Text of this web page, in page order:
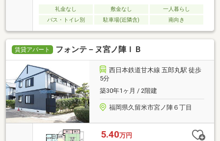
礼金なし 敷金なし
一人暮らし
バス・トイレ別
駐車場(近隣含) 南向き
賃貸アパート フォンテ－ヌ宮ノ陣ＩＢ
西日本鉄道甘木線 五郎丸駅 徒歩
5分
築30年1ヶ月 / 2階建
福岡県久留米市宮ノ陣６丁目
5.40万円